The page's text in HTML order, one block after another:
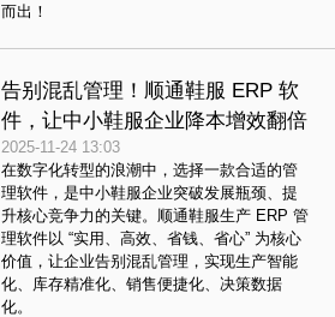
而出！
告别混乱管理！顺通鞋服 ERP 软
件，让中小鞋服企业降本增效翻倍
2025-11-24 13:03
在数字化转型的浪潮中，选择一款合适的管
理软件，是中小鞋服企业突破发展瓶颈、提
升核心竞争力的关键。顺通鞋服生产 ERP 管
理软件以 “实用、高效、省钱、省心” 为核心
价值，让企业告别混乱管理，实现生产智能
化、库存精准化、销售便捷化、决策数据
化。